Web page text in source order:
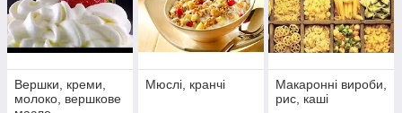
Вершки, креми,
молоко, вершкове
Мюслі, кранчі
Макаронні вироби,
рис, каші